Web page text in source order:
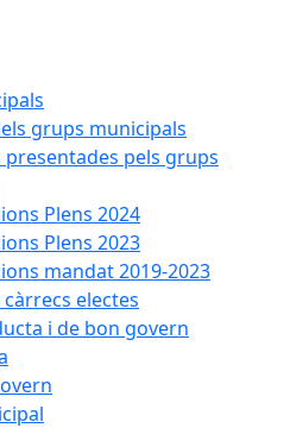
grups municipals
presentades pels grups
Plens 2024
Plens 2023
mandat 2019-2023
electes
i de bon govern